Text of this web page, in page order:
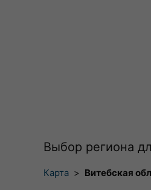
Выбор региона
Карта > Витебская